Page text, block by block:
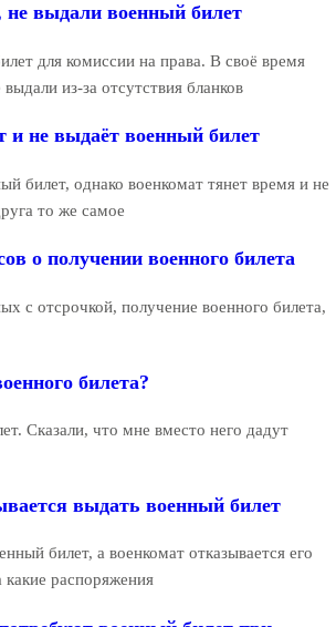
выдали военный билет
для комиссии на права. В своё время
из-за отсутствия бланков
и не выдаёт военный билет
билет, однако военкомат тянет время и не
то же самое
о получении военного билета
с отсрочкой, получение военного билета,
билета?
Сказали, что мне вместо него дадут
выдать военный билет
билет, а военкомат отказывается его
какие распоряжения